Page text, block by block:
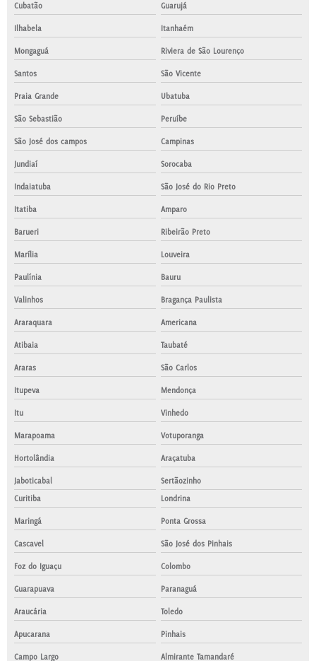
Cubatão Guarujá
Ilhabela Itanhaém
Mongaguá Riviera de São Lourenço
Santos São Vicente
Praia Grande Ubatuba
São Sebastião Peruíbe
São José dos campos Campinas
Jundiaí Sorocaba
Indaiatuba São José do Rio Preto
Itatiba Amparo
Barueri Ribeirão Preto
Marília Louveira
Paulínia Bauru
Valinhos Bragança Paulista
Araraquara Americana
Atibaia Taubaté
Araras São Carlos
Itupeva Mendonça
Itu Vinhedo
Marapoama Votuporanga
Hortolândia Araçatuba
Jaboticabal
Sertãozinho
Curitiba
Londrina
Maringá Ponta Grossa
Cascavel São José dos Pinhais
Foz do Iguaçu Colombo
Guarapuava Paranaguá
Araucária Toledo
Apucarana Pinhais
Campo Largo Almirante Tamandaré